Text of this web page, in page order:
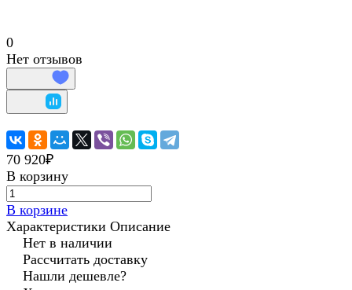
0
Нет отзывов
70 920₽
В корзину
В корзине
Характеристики Описание
Нет в наличии
Рассчитать доставку
Нашли дешевле?